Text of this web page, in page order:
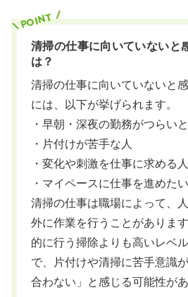
清掃の仕事に向いていないと
は？
清掃の仕事に向いていないと
には、以下が挙げられます。
・早朝・深夜の勤務がつらい
・片付けが苦手な人
・変化や刺激を仕事に求める人
・マイペースに仕事を進めた
清掃の仕事は職場によって、
外に作業を行うことがありま
的に行う掃除よりも高いレベ
で、片付けや清掃に苦手意識
合わない」と感じる可能性があ